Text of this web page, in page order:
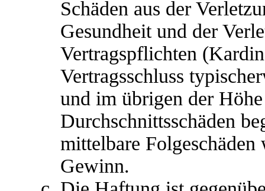
Schäden aus der
Gesundheit und der
Vertragspflichten
Vertragsschluss
und im übrigen der
Durchschnittsschäden
mittelbare Folgeschäden
Gewinn.